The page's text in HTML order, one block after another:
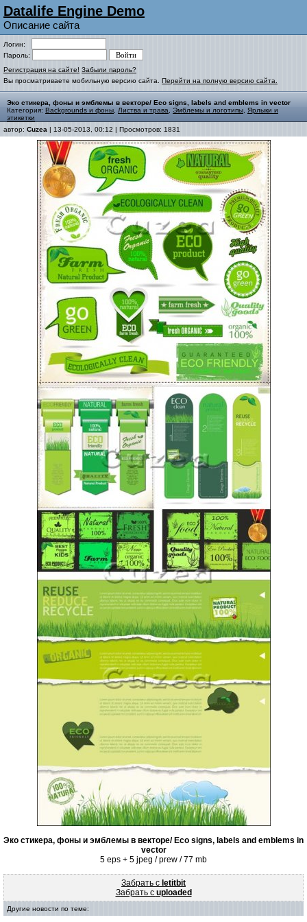
Datalife Engine Demo
Описание сайта
Логин:
Пароль:
Регистрация на сайте! Забыли пароль?
Вы просматриваете мобильную версию сайта. Перейти на полную версию сайта.
Эко стикера, фоны и эмблемы в векторе/ Eco signs, labels and emblems in vector
Категория: Backgrounds и фоны Листва и трава Эмблемы и логотипы Ярлыки и
этикетки
автор: Cuzea | 13-05-2013, 00:12 | Просмотров: 1831
Эко стикера, фоны и эмблемы в векторе/ Eco signs, labels and emblems in
vector
5 eps + 5 jpeg / prew / 77 mb
Забрать с letitbit
Забрать с uploaded
Другие новости по теме: